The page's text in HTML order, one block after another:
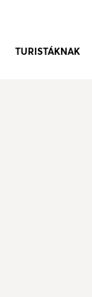
TURISTÁKNAK